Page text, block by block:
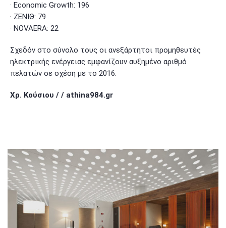
· Economic Growth: 196
· ΖΕΝΙΘ: 79
· NOVAERA: 22
Σχεδόν στο σύνολο τους οι ανεξάρτητοι προμηθευτές
ηλεκτρικής ενέργειας εμφανίζουν αυξημένο αριθμό
πελατών σε σχέση με το 2016.
Χρ. Κούσιου / / athina984.gr